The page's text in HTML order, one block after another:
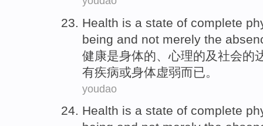
Health is a state of complete
being and not merely the
健康是身体的 、心理的及社会的
有疾病或身体虚弱而已。
youdao
Health is a state of complete